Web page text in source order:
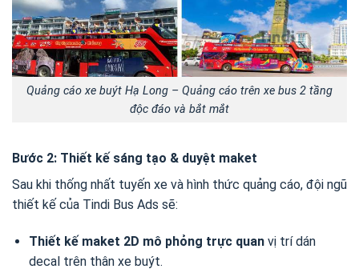
Quảng cáo xe buýt Hạ Long – Quảng cáo trên xe bus 2 tầng
độc đáo và bắt mắt
Bước 2: Thiết kế sáng tạo & duyệt maket
Sau khi thống nhất tuyến xe và hình thức quảng cáo, đội ngũ
thiết kế của Tindi Bus Ads sẽ:
Thiết kế maket 2D mô phỏng trực quanvị trí dán
decal trên thân xe buýt.